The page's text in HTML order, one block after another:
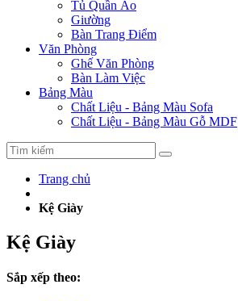
Tủ Quần Áo
Giường
Bàn Trang Điểm
Văn Phòng
Ghế Văn Phòng
Bàn Làm Việc
Bảng Màu
Chất Liệu - Bảng Màu Sofa
Chất Liệu - Bảng Màu Gỗ MDF
Trang chủ
Kệ Giày
Kệ Giày
Sắp xếp theo: